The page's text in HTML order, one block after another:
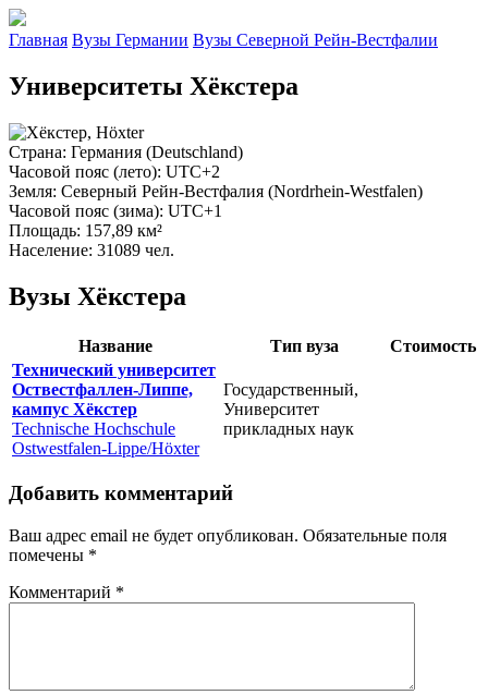
Главная Вузы Германии Вузы Северной Рейн-Вестфалии
Университеты Хёкстера
Страна: Германия (Deutschland)
Часовой пояс (лето): UTC+2
Земля: Северный Рейн-Вестфалия (Nordrhein-Westfalen)
Часовой пояс (зима): UTC+1
Площадь: 157,89 км²
Население: 31089 чел.
Вузы Хёкстера
Название Тип вуза
Стоимость
Технический университет
Оствестфаллен-Липпе,
кампус Хёкстер
Technische Hochschule
Ostwestfalen-Lippe/Höxter
Государственный,
Университет
прикладных наук
Добавить комментарий
Ваш адрес email не будет опубликован. Обязательные поля
помечены *
Комментарий *